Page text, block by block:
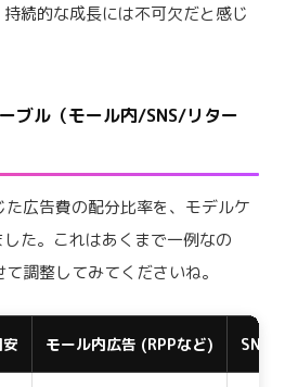
続的な成長には不可欠だと感じ
ブル（モール内/SNS/リター
た広告費の配分比率を、モデルケ
た。これはあくまで一例なの
調整してみてくださいね。
モール内広告 (RPPなど) SNS